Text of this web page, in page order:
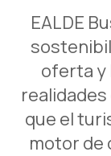
EALDE
oferta y
que el
motor de